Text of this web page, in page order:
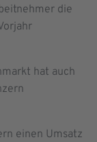
die
hat auch
einen Umsatz